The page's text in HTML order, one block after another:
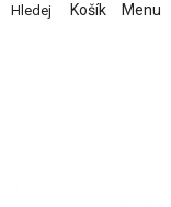
Hledej Košík Menu